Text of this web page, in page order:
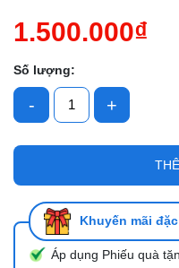
1.500.000₫
Số lượng:
- +
Khuyến mãi
Áp dụng Phiếu quà